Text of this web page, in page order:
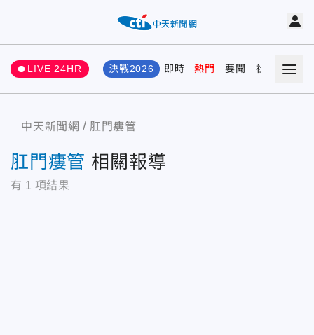
LIVE 24HR 決戰2026 即時 熱門 要聞 社會 娛樂
中天新聞網 肛門瘻管
肛門瘻管 相關報導
有 1 項結果